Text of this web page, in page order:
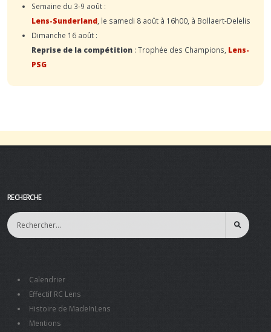
Semaine du 3-9 août :
Lens-Sunderland , le samedi 8 août à 16h00, à Bollaert-Delelis
Dimanche 16 août :
Reprise de la compétition : Trophée des Champions, Lens-
PSG
RECHERCHE
Calendrier
Effectif RC Lens
Histoire de MadeInLens
Mentions